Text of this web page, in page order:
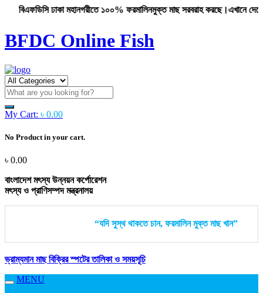
বিএফডিসি ঢাকা মহানগরীতে ১০০% ফরমালিনমুক্ত মাছ সরবরাহ করছে।এখানে দেশের
BFDC Online Fish
My Cart: ৳ 0.00
No Product in your cart.
৳ 0.00
বাংলাদেশ মৎস্য উন্নয়ন কর্পোরেশন
মৎস্য ও প্রাণিসম্পদ মন্ত্রনালয়
“যদি সুস্থ থাকতে চান, ফরমালিন মুক্ত মাছ খান”
ভ্রাম্যমান মাছ বিক্রির স্পটের তালিকা ও সময়সূচি
MENU